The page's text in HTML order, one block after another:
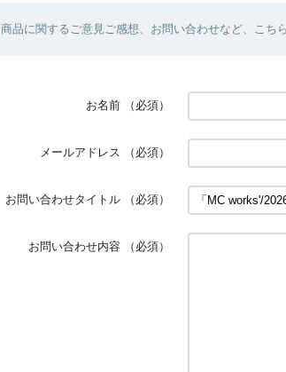
商品に関するご意見ご感想、お問い合わせなど、こち
お名前 （必須）
メールアドレス （必須）
お問い合わせタイトル （必須）
お問い合わせ内容 （必須）